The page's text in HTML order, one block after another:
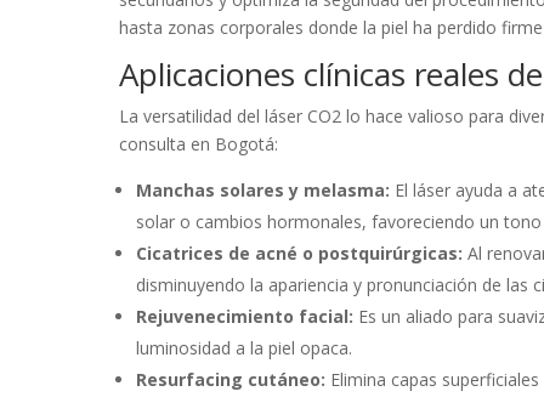
hasta zonas corporales donde la piel ha perdido
Aplicaciones clínicas reales
La versatilidad del láser CO2 lo hace valioso para
consulta en Bogotá:
Manchas solares y melasma: El láser ayuda a
solar o cambios hormonales, favoreciendo un
Cicatrices de acné o postquirúrgicas: Al
disminuyendo la apariencia y pronunciación de las
Rejuvenecimiento facial: Es un aliado para
luminosidad a la piel opaca.
Resurfacing cutáneo: Elimina capas